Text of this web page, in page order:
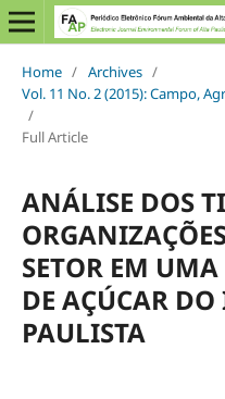
Home / Archives /
Vol. 11 No. 2 (2015): Campo,
/
Full Article
ANÁLISE DOS
SETOR EM
DE AÇÚCAR
PAULISTA